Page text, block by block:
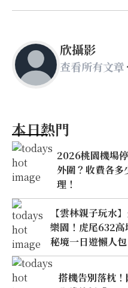
欣攝影
查看所有文章
本日熱門
2026桃園機場
外圍？收費各多
理！
【雲林親子玩水
樂園！虎尾632
秘境一日遊懶人包
搭機告別落枕